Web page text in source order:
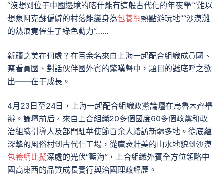
“沒想到位于中國邊境的喀什能有這般古代化的年夜學”“難以
想象阿克蘇偏僻的村落能變身為包養網熱點游玩地”“沙漠灘
的熱浪竟催生了綠色動力”……
新疆之美在何處？在百余名來自上海一起配合組織成員國、
察看員國、對話伙伴國外賓的驚嘆聲中，題目的謎底呼之欲
出——在于成長。
4月23日至24日，上海一起配合組織政黨論壇在烏魯木齊舉
辦。論壇前后，來自上合組織20多個國度60多個政黨和政
治組織引導人及部門駐華使節百余人踏訪新疆多地。從底蘊
深摯的風俗村到古代化工場，從廣袤壯美的山水地貌到沙漠
包養網比擬深處的光伏“藍海”，上合組織外賓全方位領略中
國高東西的品質成長實行與治國理政經歷。